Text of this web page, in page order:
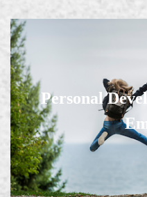
Personal
Personal